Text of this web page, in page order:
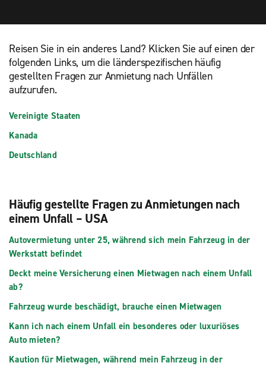
Reisen Sie in ein anderes Land? Klicken Sie auf einen der
folgenden Links, um die länderspezifischen häufig
gestellten Fragen zur Anmietung nach Unfällen
aufzurufen.
Vereinigte Staaten
Kanada
Deutschland
Häufig gestellte Fragen zu Anmietungen nach
einem Unfall – USA
Autovermietung unter 25, während sich mein Fahrzeug in der
Werkstatt befindet
Deckt meine Versicherung einen Mietwagen nach einem Unfall
ab?
Fahrzeug wurde beschädigt, brauche einen Mietwagen
Kann ich nach einem Unfall ein besonderes oder luxuriöses
Auto mieten?
Kaution für Mietwagen, während mein Fahrzeug in der